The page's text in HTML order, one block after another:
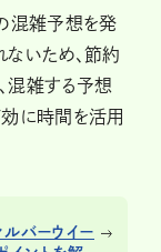
混雑予想を発
いため、節約
混雑する予想
効に時間を活用
バーウイー